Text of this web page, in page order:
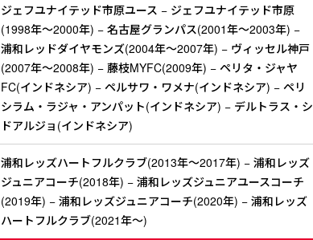
ジェフユナイテッド市原ユース − ジェフユナイテッド市原
(1998年～2000年) − 名古屋グランパス(2001年～2003年) −
浦和レッドダイヤモンズ(2004年～2007年) − ヴィッセル神戸
(2007年～2008年) − 藤枝MYFC(2009年) − ペリタ・ジャヤ
FC(インドネシア) − ペルサワ・ワメナ(インドネシア) − ペリ
シラム・ラジャ・アンパット(インドネシア) − デルトラス・シ
ドアルジョ(インドネシア)
浦和レッズハートフルクラブ(2013年～2017年) − 浦和レッズ
ジュニアコーチ(2018年) − 浦和レッズジュニアユースコーチ
(2019年) − 浦和レッズジュニアコーチ(2020年) − 浦和レッズ
ハートフルクラブ(2021年～)